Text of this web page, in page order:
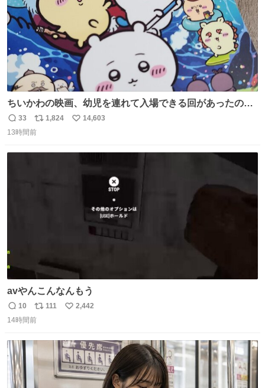
ちいかわの映画、幼児を連れて入場できる回があったので
子どもを連れて観てきたんですけど、セイレーンの登場シ
ーンで場内のベビーが一斉に泣き出してたのがとてもよい
返
信
33
リ
ポ
1,824
い
14,603
13時間前
avやんこんなんもう
返
信
10
リ
ポ
数
111
い
数
2,442
14時間前